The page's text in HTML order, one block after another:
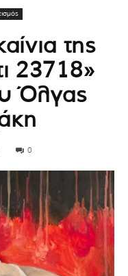
της
23718»
Όλγας
0